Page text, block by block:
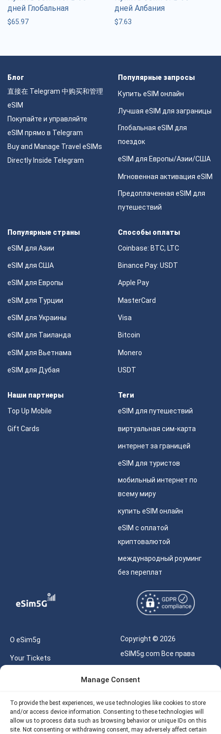
Manage Consent
To provide the best experiences, we use technologies like cookies to store
and/or access device information. Consenting to these technologies will
allow us to process data such as browsing behavior or unique IDs on this
site. Not consenting or withdrawing consent, may adversely affect certain
дней Глобальная
$65.97
дней Албания
$7.63
Блог
直接在 Telegram 中购买和管理
eSIM
Покупайте и управляйте
eSIM прямо в Telegram
Buy and Manage Travel eSIMs
Directly Inside Telegram
Популярные запросы
Купить eSIM онлайн
Лучшая eSIM для заграницы
Глобальная eSIM для
поездок
eSIM для Европы/Азии/США
Мгновенная активация eSIM
Предоплаченная eSIM для
путешествий
Популярные страны
eSIM для Азии
eSIM для США
eSIM для Европы
eSIM для Турции
eSIM для Украины
eSIM для Таиланда
eSIM для Вьетнама
eSIM для Дубая
Способы оплаты
Coinbase: BTC, LTC
Binance Pay: USDT
Apple Pay
MasterCard
Visa
Bitcoin
Monero
USDT
Наши партнеры
Top Up Mobile
Gift Cards
Теги
eSIM для путешествий
виртуальная сим-карта
интернет за границей
eSIM для туристов
мобильный интернет по
всему миру
купить eSIM онлайн
eSIM с оплатой
криптовалютой
международный роуминг
без переплат
О eSim5g
Your Tickets
Калькулятор для eSIM
Политика возврата
eSIM5G
Copyright © 2026
eSIM5g.com Все права
Политика
конфиденциальности